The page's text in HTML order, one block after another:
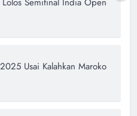
Usai Kalahkan Maroko